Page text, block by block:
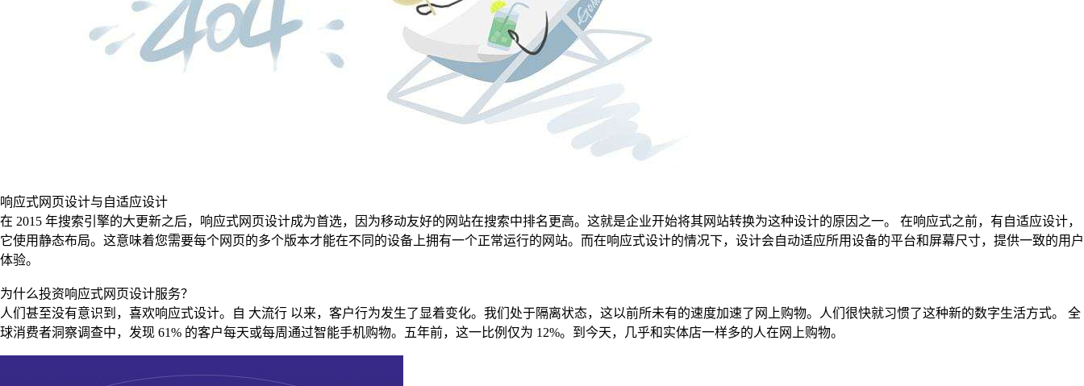
响应式网页设计与自适应设计
在 2015 年搜索引擎的大更新之后，响应式网页设计成为首选，因为移动友好的网站在搜索中排名更高。这就是企业开始将其网站转换为这种设计的原因之一。 在响应式之前，有自适应设计，
它使用静态布局。这意味着您需要每个网页的多个版本才能在不同的设备上拥有一个正常运行的网站。而在响应式设计的情况下，设计会自动适应所用设备的平台和屏幕尺寸，提供一致的用户
体验。
为什么投资响应式网页设计服务？
人们甚至没有意识到，喜欢响应式设计。自 大流行 以来，客户行为发生了显着变化。我们处于隔离状态，这以前所未有的速度加速了网上购物。人们很快就习惯了这种新的数字生活方式。 全
球消费者洞察调查中，发现 61% 的客户每天或每周通过智能手机购物。五年前，这一比例仅为 12%。到今天，几乎和实体店一样多的人在网上购物。